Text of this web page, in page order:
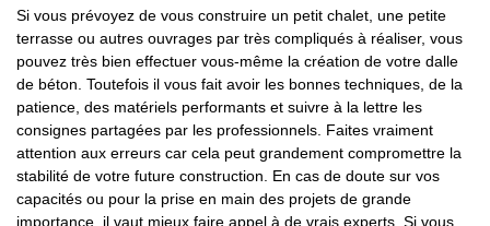
Si vous prévoyez de vous construire un petit chalet, une petite
terrasse ou autres ouvrages par très compliqués à réaliser, vous
pouvez très bien effectuer vous-même la création de votre dalle
de béton. Toutefois il vous fait avoir les bonnes techniques, de la
patience, des matériels performants et suivre à la lettre les
consignes partagées par les professionnels. Faites vraiment
attention aux erreurs car cela peut grandement compromettre la
stabilité de votre future construction. En cas de doute sur vos
capacités ou pour la prise en main des projets de grande
importance, il vaut mieux faire appel à de vrais experts. Si vous